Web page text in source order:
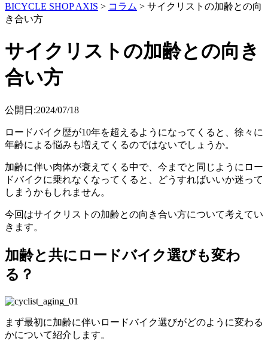
BICYCLE SHOP AXIS > コラム > サイクリストの加齢との向
き合い方
サイクリストの加齢との向き
合い方
公開日:2024/07/18
ロードバイク歴が10年を超えるようになってくると、徐々に
年齢による悩みも増えてくるのではないでしょうか。
加齢に伴い肉体が衰えてくる中で、今までと同じようにロー
ドバイクに乗れなくなってくると、どうすればいいか迷って
しまうかもしれません。
今回はサイクリストの加齢との向き合い方について考えてい
きます。
加齢と共にロードバイク選びも変わ
る？
まず最初に加齢に伴いロードバイク選びがどのように変わる
かについて紹介します。